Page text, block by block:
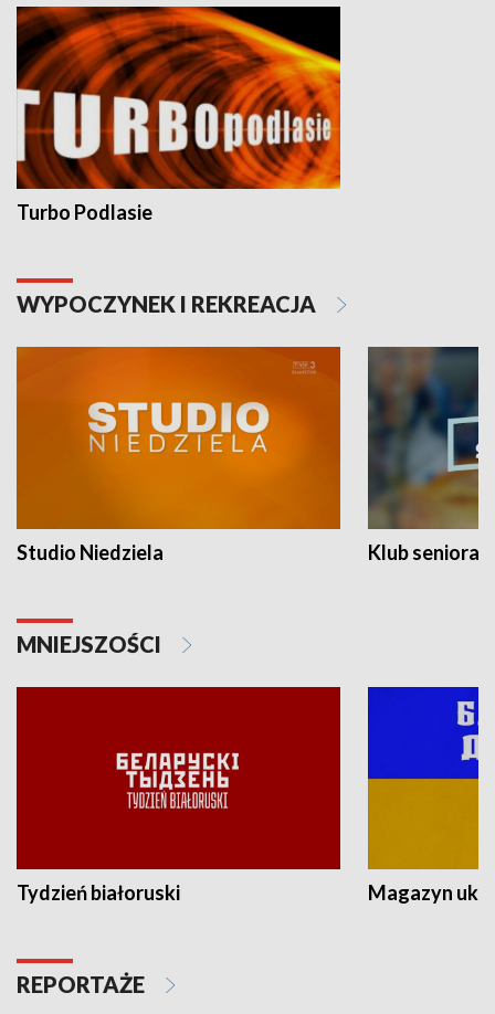
Turbo Podlasie
WYPOCZYNEK I REKREACJA
Studio Niedziela Klub seniora
MNIEJSZOŚCI
Tydzień białoruski Magazyn
REPORTAŻE